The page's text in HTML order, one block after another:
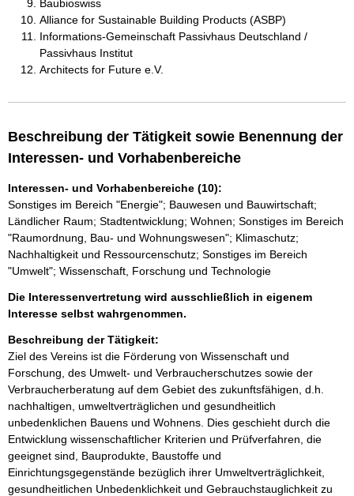
Baubioswiss
Alliance for Sustainable Building Products (ASBP)
Informations-Gemeinschaft Passivhaus Deutschland /
Passivhaus Institut
Architects for Future e.V.
Beschreibung der Tätigkeit sowie Benennung der
Interessen- und Vorhabenbereiche
Interessen- und Vorhabenbereiche (10):
Sonstiges im Bereich "Energie"; Bauwesen und Bauwirtschaft;
Ländlicher Raum; Stadtentwicklung; Wohnen; Sonstiges im Bereich
"Raumordnung, Bau- und Wohnungswesen"; Klimaschutz;
Nachhaltigkeit und Ressourcenschutz; Sonstiges im Bereich
"Umwelt"; Wissenschaft, Forschung und Technologie
Die Interessenvertretung wird ausschließlich in eigenem
Interesse selbst wahrgenommen.
Beschreibung der Tätigkeit:
Ziel des Vereins ist die Förderung von Wissenschaft und
Forschung, des Umwelt- und Verbraucherschutzes sowie der
Verbraucherberatung auf dem Gebiet des zukunftsfähigen, d.h.
nachhaltigen, umweltverträglichen und gesundheitlich
unbedenklichen Bauens und Wohnens. Dies geschieht durch die
Entwicklung wissenschaftlicher Kriterien und Prüfverfahren, die
geeignet sind, Bauprodukte, Baustoffe und
Einrichtungsgegenstände bezüglich ihrer Umweltverträglichkeit,
gesundheitlichen Unbedenklichkeit und Gebrauchstauglichkeit zu